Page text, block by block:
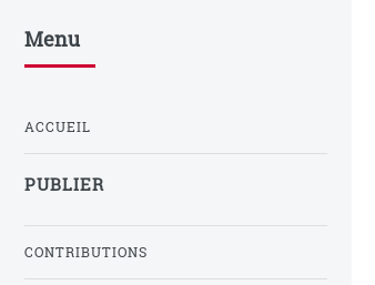
Menu
ACCUEIL
PUBLIER
CONTRIBUTIONS